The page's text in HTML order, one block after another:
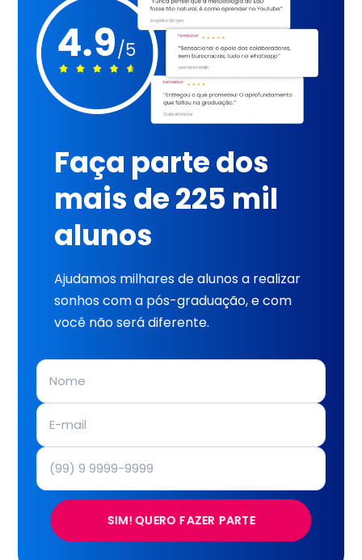
Faça parte dos
mais de 225 mil
alunos
Ajudamos milhares de alunos a realizar
sonhos com a pós-graduação, e com
você não será diferente.
SIM! QUERO FAZER PARTE